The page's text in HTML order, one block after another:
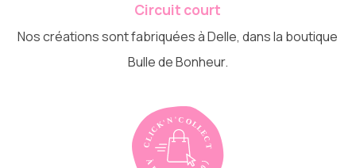
Circuit court
Nos créations sont fabriquées à Delle, dans la boutique
Bulle de Bonheur.